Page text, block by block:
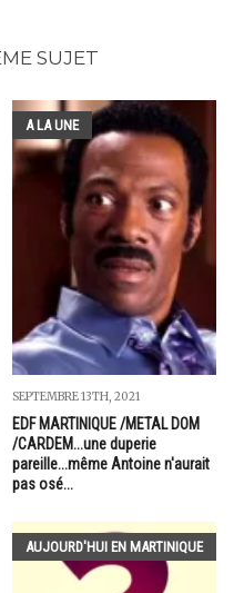
SUJET
A LA UNE
SEPTEMBRE 13TH, 2021
EDF MARTINIQUE /METAL DOM
/CARDEM...une duperie
pareille...même Antoine n'aurait
pas osé...
AUJOURD'HUI EN MARTINIQUE